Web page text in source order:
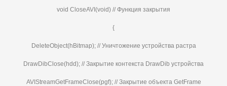
void CloseAVI(void) // Функция закрытия
{
DeleteObject(hBitmap); // Уничтожение устройства растра
DrawDibClose(hdd); // Закрытие контекста DrawDib устройства
AVIStreamGetFrameClose(pgf); // Закрытие объекта GetFrame